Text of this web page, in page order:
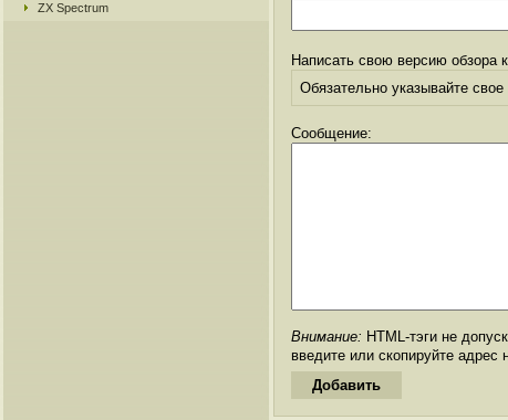
ZX Spectrum
Написать свою версию обзора
Обязательно указывайте
Сообщение:
Внимание: HTML-тэги не
введите или скопируйте